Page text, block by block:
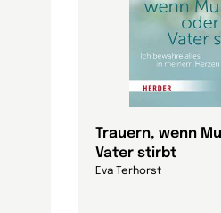
Trauern, wenn
Vater stirbt
Eva Terhorst